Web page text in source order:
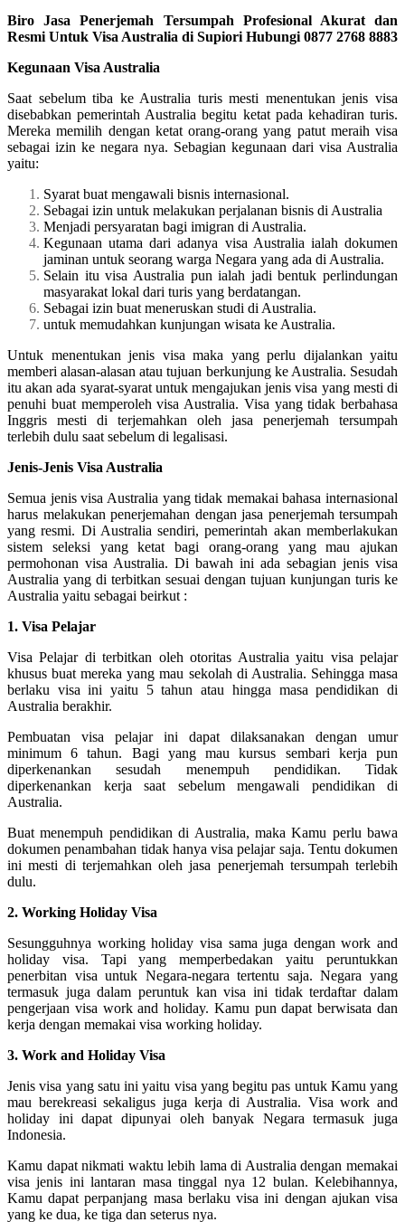
Biro Jasa Penerjemah Tersumpah Profesional Akurat dan
Resmi Untuk Visa Australia di Supiori Hubungi 0877 2768 8883
Kegunaan Visa Australia
Saat sebelum tiba ke Australia turis mesti menentukan jenis visa
disebabkan pemerintah Australia begitu ketat pada kehadiran turis.
Mereka memilih dengan ketat orang-orang yang patut meraih visa
sebagai izin ke negara nya. Sebagian kegunaan dari visa Australia
yaitu:
Syarat buat mengawali bisnis internasional.
Sebagai izin untuk melakukan perjalanan bisnis di Australia
Menjadi persyaratan bagi imigran di Australia.
Kegunaan utama dari adanya visa Australia ialah dokumen
jaminan untuk seorang warga Negara yang ada di Australia.
Selain itu visa Australia pun ialah jadi bentuk perlindungan
masyarakat lokal dari turis yang berdatangan.
Sebagai izin buat meneruskan studi di Australia.
untuk memudahkan kunjungan wisata ke Australia.
Untuk menentukan jenis visa maka yang perlu dijalankan yaitu
memberi alasan-alasan atau tujuan berkunjung ke Australia. Sesudah
itu akan ada syarat-syarat untuk mengajukan jenis visa yang mesti di
penuhi buat memperoleh visa Australia. Visa yang tidak berbahasa
Inggris mesti di terjemahkan oleh jasa penerjemah tersumpah
terlebih dulu saat sebelum di legalisasi.
Jenis-Jenis Visa Australia
Semua jenis visa Australia yang tidak memakai bahasa internasional
harus melakukan penerjemahan dengan jasa penerjemah tersumpah
yang resmi. Di Australia sendiri, pemerintah akan memberlakukan
sistem seleksi yang ketat bagi orang-orang yang mau ajukan
permohonan visa Australia. Di bawah ini ada sebagian jenis visa
Australia yang di terbitkan sesuai dengan tujuan kunjungan turis ke
Australia yaitu sebagai beirkut :
1. Visa Pelajar
Visa Pelajar di terbitkan oleh otoritas Australia yaitu visa pelajar
khusus buat mereka yang mau sekolah di Australia. Sehingga masa
berlaku visa ini yaitu 5 tahun atau hingga masa pendidikan di
Australia berakhir.
Pembuatan visa pelajar ini dapat dilaksanakan dengan umur
minimum 6 tahun. Bagi yang mau kursus sembari kerja pun
diperkenankan sesudah menempuh pendidikan. Tidak
diperkenankan kerja saat sebelum mengawali pendidikan di
Australia.
Buat menempuh pendidikan di Australia, maka Kamu perlu bawa
dokumen penambahan tidak hanya visa pelajar saja. Tentu dokumen
ini mesti di terjemahkan oleh jasa penerjemah tersumpah terlebih
dulu.
2. Working Holiday Visa
Sesungguhnya working holiday visa sama juga dengan work and
holiday visa. Tapi yang memperbedakan yaitu peruntukkan
penerbitan visa untuk Negara-negara tertentu saja. Negara yang
termasuk juga dalam peruntuk kan visa ini tidak terdaftar dalam
pengerjaan visa work and holiday. Kamu pun dapat berwisata dan
kerja dengan memakai visa working holiday.
3. Work and Holiday Visa
Jenis visa yang satu ini yaitu visa yang begitu pas untuk Kamu yang
mau berekreasi sekaligus juga kerja di Australia. Visa work and
holiday ini dapat dipunyai oleh banyak Negara termasuk juga
Indonesia.
Kamu dapat nikmati waktu lebih lama di Australia dengan memakai
visa jenis ini lantaran masa tinggal nya 12 bulan. Kelebihannya,
Kamu dapat perpanjang masa berlaku visa ini dengan ajukan visa
yang ke dua, ke tiga dan seterus nya.